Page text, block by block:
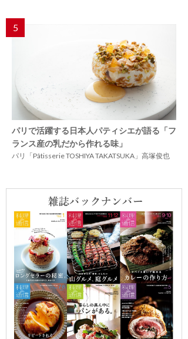
5
パリで活躍する日本人パティシエが語る「フ
ランス産の乳だから作れる味」
パリ「Pâtisserie TOSHIYA TAKATSUKA」高塚俊也